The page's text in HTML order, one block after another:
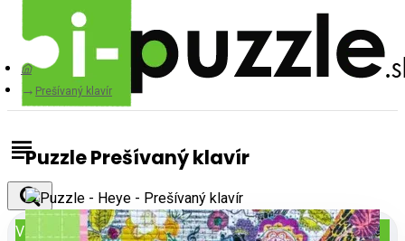
Registrovať
Všetky
Prešívaný klavír
Puzzle Prešívaný klavír